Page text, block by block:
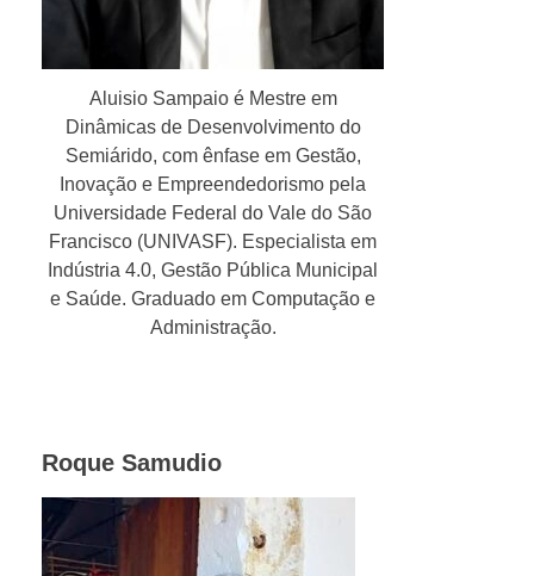
Aluisio Sampaio é Mestre em
Dinâmicas de Desenvolvimento do
Semiárido, com ênfase em Gestão,
Inovação e Empreendedorismo pela
Universidade Federal do Vale do São
Francisco (UNIVASF). Especialista em
Indústria 4.0, Gestão Pública Municipal
e Saúde. Graduado em Computação e
Administração.
Roque Samudio